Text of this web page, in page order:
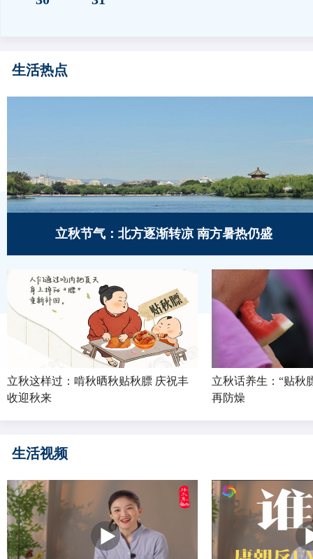
生活热点
立秋节气：北方逐渐转凉 南方暑热仍盛
立秋这样过：啃秋晒秋贴秋膘 庆祝丰
收迎秋来
立秋话养生：“贴秋
再防燥
生活视频